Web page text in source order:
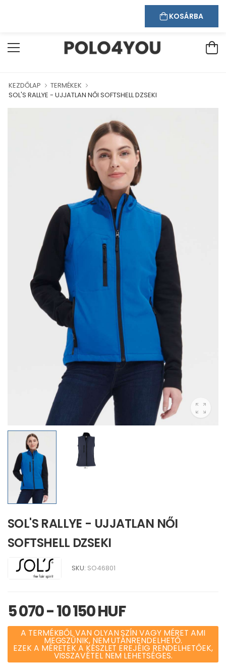
Bejelentkezés Regisztráció
KEZDŐLAP
TERMÉKEK
SOL'S RALLYE - UJJATLAN NŐI SOFTSHELL DZSEKI
SOL'S RALLYE - UJJATLAN NŐI
SOFTSHELL DZSEKI
SKU: SO46801
5 070 - 10 150 HUF
A TERMÉKBŐL VAN OLYAN SZÍN VAGY MÉRET AMI
MEGSZŰNIK, NEM UTÁNRENDELHETŐ.
EZEK A MÉRETEK A KÉSZLET EREJÉIG RENDELHETŐEK,
VISSZAVÉTEL NEM LEHETSÉGES.
KOSÁRBA